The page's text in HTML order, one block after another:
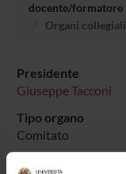
docente/formatore
Organi
Presidente
Giuseppe Tacconi
Tipo organo
Comitato